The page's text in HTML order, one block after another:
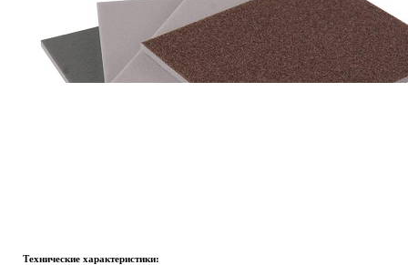
Технические характеристики: